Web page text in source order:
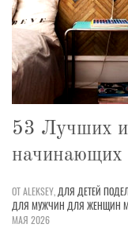
53 Лучших
начинающих
ОТ ALEKSEY,ДЛЯ ДЕТЕЙ
ДЛЯ МУЖЧИН ДЛЯ ЖЕНЩИН
МАЯ 2026